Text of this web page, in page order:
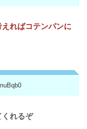
ればコテンパンに
くれるぞ